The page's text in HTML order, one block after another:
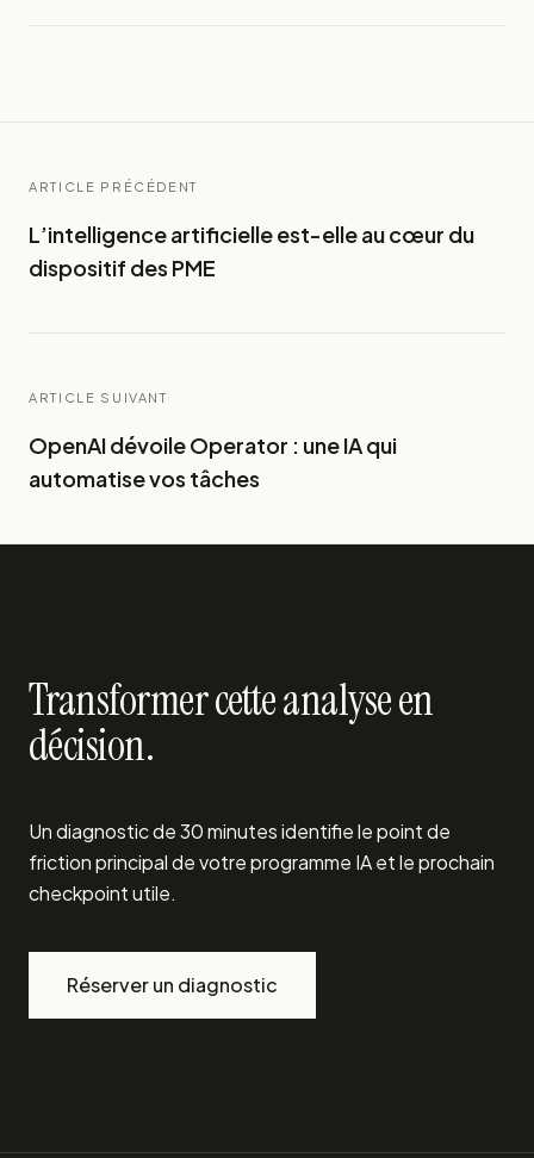
ARTICLE PRÉCÉDENT
L’intelligence artificielle est-elle au cœur du
dispositif des PME
ARTICLE SUIVANT
OpenAI dévoile Operator : une IA qui
automatise vos tâches
Transformer cette analyse en
décision.
Un diagnostic de 30 minutes identifie le point de
friction principal de votre programme IA et le prochain
checkpoint utile.
Réserver un diagnostic